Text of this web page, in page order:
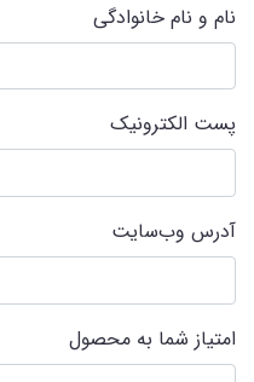
نام و نام خانوادگی
پست الکترونیک
آدرس وب‌سایت
امتیاز شما به محصول